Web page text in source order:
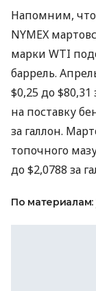
Напомним, что
NYMEX
марки WTI
баррель.
$0,25 до
на поставку
за галлон.
топочного
до $2,0788 за
По материалам: